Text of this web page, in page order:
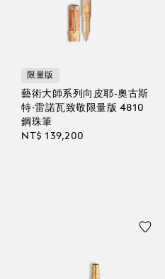
限量版
藝術大師系列向皮耶-奧古斯
特·雷諾瓦致敬限量版 4810
鋼珠筆
NT$ 139,200